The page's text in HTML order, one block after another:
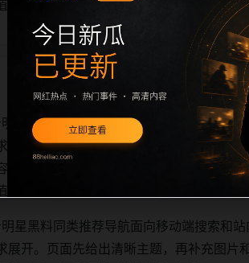
星黑料同类推荐导航面向移动端搜索和
展开。页面先给出清晰主题，再补充栏
。每日更新时优先保证标题、
星黑料同类推荐导航面向移动端搜索和
展开。页面先给出清晰主题，再补充图